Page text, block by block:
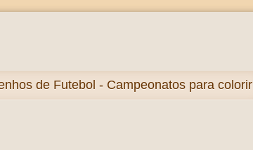
de Futebol - Campeonatos para colorir